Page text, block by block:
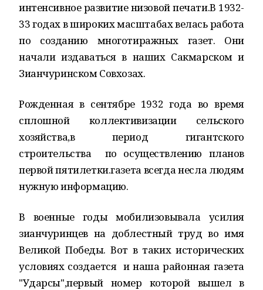
интенсивное развитие низовой печати.В 1932-
33 годах в широких масштабах велась работа
по созданию многотиражных газет. Они
начали издаваться в наших Сакмарском и
Зианчуринском Совхозах.
Рожденная в сентябре 1932 года во время
сплошной коллективизации сельского
хозяйства,в период гигантского
строительства по осуществлению планов
первой пятилетки.газета всегда несла людям
нужную информацию.
В военные годы мобилизовывала усилия
зианчуринцев на доблестный труд во имя
Великой Победы. Вот в таких исторических
условиях создается и наша районная газета
"Ударсы",первый номер которой вышел в